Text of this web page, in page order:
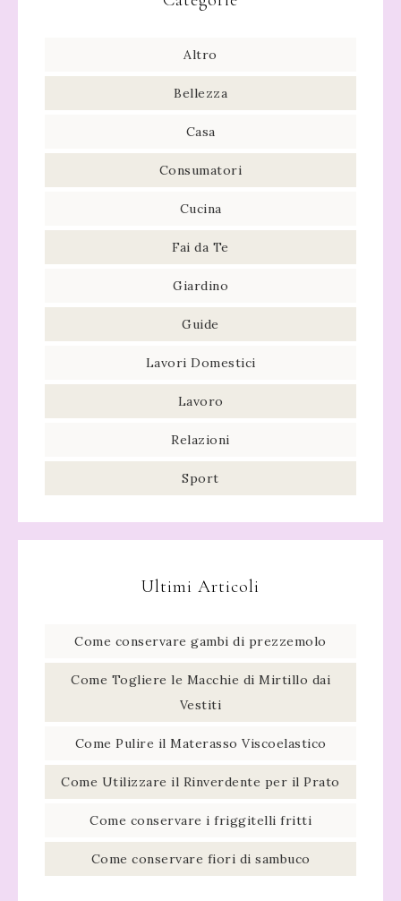
Altro
Bellezza
Casa
Consumatori
Cucina
Fai da Te
Giardino
Guide
Lavori Domestici
Lavoro
Relazioni
Sport
Ultimi Articoli
Come conservare gambi di prezzemolo​
Come Togliere le Macchie di Mirtillo dai
Vestiti
Come Pulire il Materasso Viscoelastico
Come Utilizzare il Rinverdente per il Prato
Come conservare i friggitelli fritti​
Come conservare fiori di sambuco​